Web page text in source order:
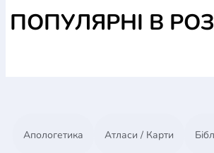
ПОПУЛЯРНІ В
Апологетика Атласи / Карти